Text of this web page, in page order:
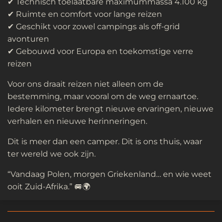
✔ Ruimte en comfort voor lange reizen
✔ Geschikt voor zowel campings als off-grid
avonturen
✔ Gebouwd voor Europa en toekomstige verre
reizen
Voor ons draait reizen niet alleen om de
bestemming, maar vooral om de weg ernaartoe.
Iedere kilometer brengt nieuwe ervaringen, nieuwe
verhalen en nieuwe herinneringen.
Dit is meer dan een camper. Dit is ons thuis, waar
ter wereld we ook zijn.
“Vandaag Polen, morgen Griekenland… en wie weet
ooit Zuid-Afrika.” 🚐🌍